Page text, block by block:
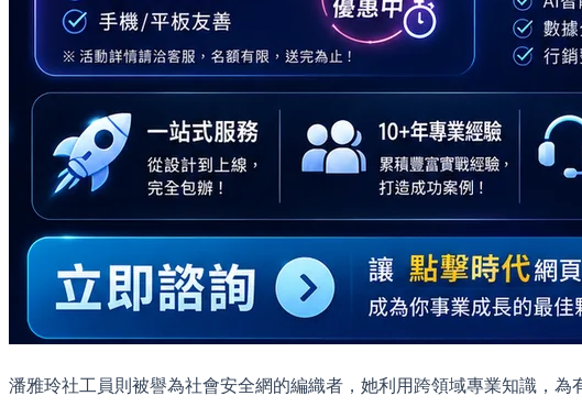
潘雅玲社工員則被譽為社會安全網的編織者，她利用跨領域專業知識，